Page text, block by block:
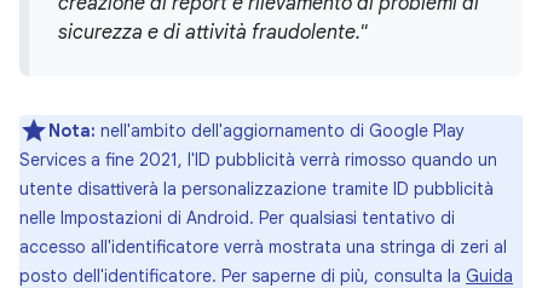
sicurezza e di attività fraudolente."
Nota: nell'ambito dell'aggiornamento di Google Play
Services a fine 2021, l'ID pubblicità verrà rimosso quando un
utente disattiverà la personalizzazione tramite ID pubblicità
nelle Impostazioni di Android. Per qualsiasi tentativo di
accesso all'identificatore verrà mostrata una stringa di zeri al
posto dell'identificatore. Per saperne di più, consulta la Guida